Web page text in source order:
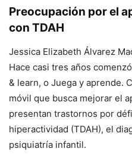
Preocupación por el
con TDAH
Jessica Elizabeth Álvarez
Hace casi tres años
& learn, o Juega y aprende.
móvil que busca mejorar el
presentan trastornos por
hiperactividad (TDAH), el
psiquiatría infantil.